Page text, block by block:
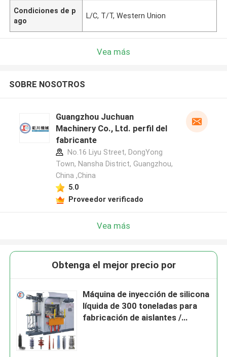
Condiciones de p
ago
L/C, T/T, Western Union
Vea más
SOBRE NOSOTROS
Guangzhou Juchuan
Machinery Co., Ltd. perfil del
fabricante
No.16 Liyu Street, DongYong
Town, Nansha District, Guangzhou,
China ,China
5.0
Proveedor verificado
Vea más
Obtenga el mejor precio por
Máquina de inyección de silicona
líquida de 300 toneladas para
fabricación de aislantes /